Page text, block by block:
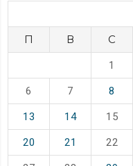
П В С
1
6 7 8
13 14 15
20 21 22